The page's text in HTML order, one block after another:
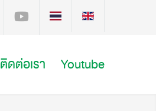
ติดต่อเรา Youtube